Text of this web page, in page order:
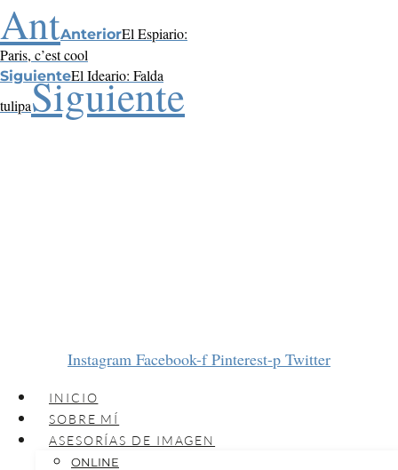
AntAnteriorEl Espiario:
Paris, c’est cool
SiguienteEl Ideario: Falda
tulipaSiguiente
Instagram Facebook-f Pinterest-p Twitter
INICIO
SOBRE MÍ
ASESORÍAS DE IMAGEN
ONLINE